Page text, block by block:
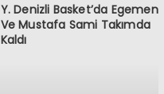
Y. Denizli Basket’da Egemen
Ve Mustafa Sami Takımda
Kaldı